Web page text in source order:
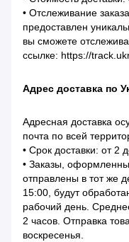
• Отслеживание
предоставлен
вы сможете
ссылке: https://
Адрес доставка по
Адресная доставка
почта по всей
• Срок доставки: от 2
• Заказы,
отправлены в тот же
15:00, будут
рабочий день.
2 часов. Отправка
воскресенья.